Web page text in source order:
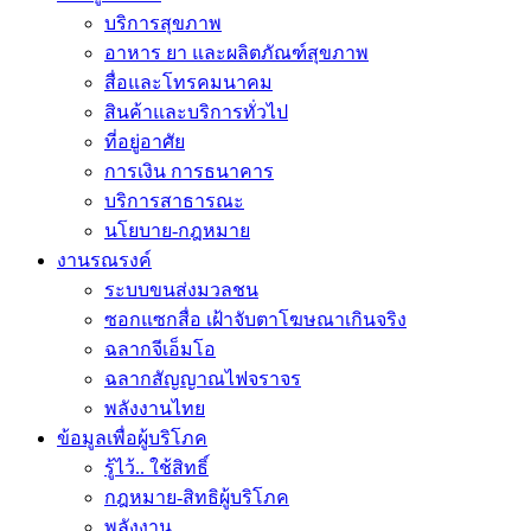
บริการสุขภาพ
อาหาร ยา และผลิตภัณฑ์สุขภาพ
สื่อและโทรคมนาคม
สินค้าและบริการทั่วไป
ที่อยู่อาศัย
การเงิน การธนาคาร
บริการสาธารณะ
นโยบาย-กฎหมาย
งานรณรงค์
ระบบขนส่งมวลชน
ซอกแซกสื่อ เฝ้าจับตาโฆษณาเกินจริง
ฉลากจีเอ็มโอ
ฉลากสัญญาณไฟจราจร
พลังงานไทย
ข้อมูลเพื่อผู้บริโภค
รู้ไว้.. ใช้สิทธิ์
กฎหมาย-สิทธิผู้บริโภค
พลังงาน